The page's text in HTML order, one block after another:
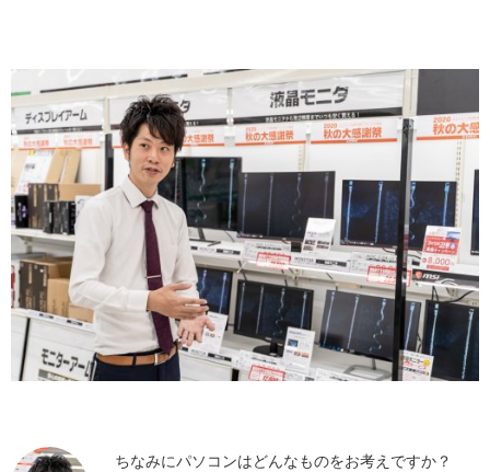
ちなみにパソコンはどんなものをお考えですか？